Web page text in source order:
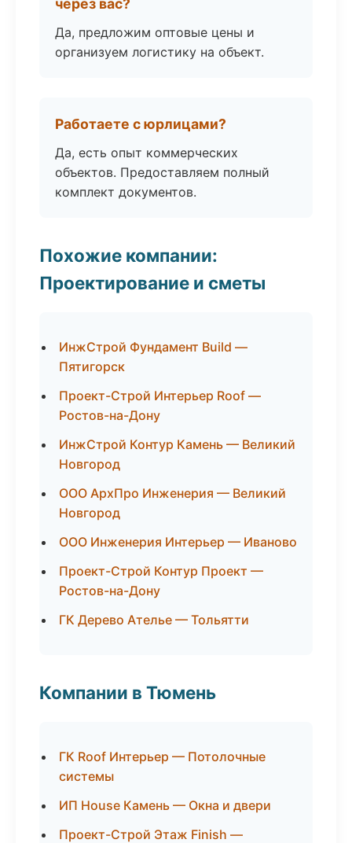
через вас?
Да, предложим оптовые цены и
организуем логистику на объект.
Работаете с юрлицами?
Да, есть опыт коммерческих
объектов. Предоставляем полный
комплект документов.
Похожие компании:
Проектирование и сметы
ИнжСтрой Фундамент Build —
Пятигорск
Проект-Строй Интерьер Roof —
Ростов-на-Дону
ИнжСтрой Контур Камень — Великий
Новгород
ООО АрхПро Инженерия — Великий
Новгород
ООО Инженерия Интерьер — Иваново
Проект-Строй Контур Проект —
Ростов-на-Дону
ГК Дерево Ателье — Тольятти
Компании в Тюмень
ГК Roof Интерьер — Потолочные
системы
ИП House Камень — Окна и двери
Проект-Строй Этаж Finish —